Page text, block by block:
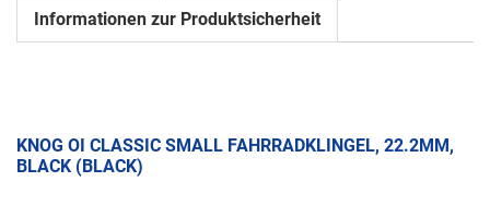
Informationen zur Produktsicherheit
KNOG OI CLASSIC SMALL FAHRRADKLINGEL, 22.2MM,
BLACK (BLACK)